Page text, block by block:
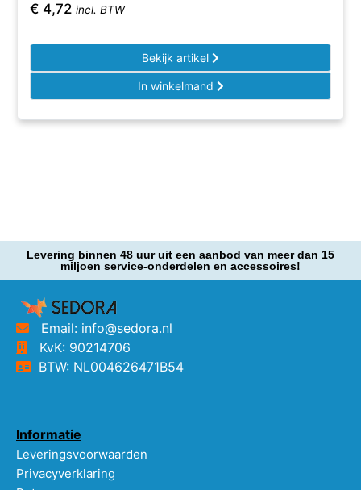
€ 4,72 incl. BTW
Bekijk artikel
In winkelmand
Levering binnen 48 uur uit een aanbod van meer dan 15
miljoen service-onderdelen en accessoires!
Email: info@sedora.nl
KvK: 90214706
BTW: NL004626471B54
Informatie
Leveringsvoorwaarden
Privacyverklaring